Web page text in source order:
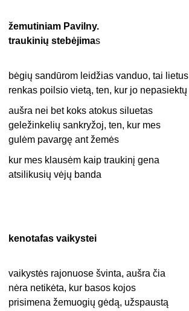
žemutiniam Pavilny.
traukinių stebėjimas
bėgių sandūrom leidžias vanduo, tai lietus
renkas poilsio vietą, ten, kur jo nepasiektų
aušra nei bet koks atokus siluetas
geležinkelių sankryžoj, ten, kur mes
gulėm pavargę ant žemės
kur mes klausėm kaip traukinį gena
atsilikusių vėjų banda
kenotafas vaikystei
vaikystės rajonuose švinta, aušra čia
nėra netikėta, kur basos kojos
prisimena žemuogių gėdą, užspaustą